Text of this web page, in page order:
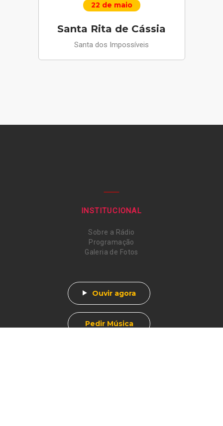
22 de maio
Santa Rita de Cássia
Santa dos Impossíveis
INSTITUCIONAL
Sobre a Rádio
Programação
Galeria de Fotos
Ouvir agora
Pedir Música